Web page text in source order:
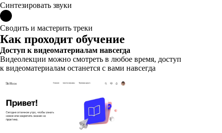
Синтезировать звуки
Сводить и мастерить треки
Как проходит обучение
Доступ к видеоматериалам навсегда
Видеолекции можно смотреть в любое время, доступ
к видеоматериалам останется с вами навсегда